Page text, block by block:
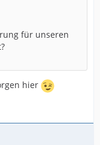
für unseren
hier